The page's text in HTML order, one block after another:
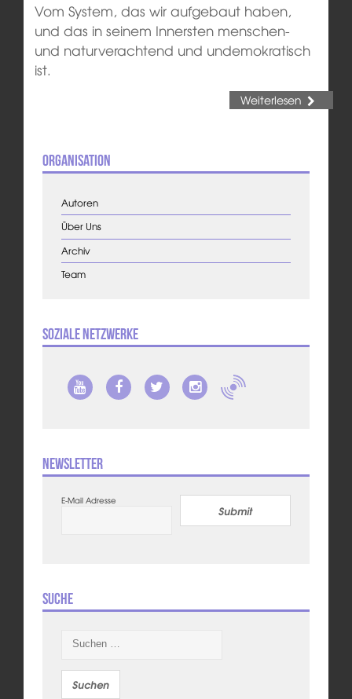
Vom System, das wir aufgebaut haben,
und das in seinem Innersten menschen-
und naturverachtend und undemokratisch
ist.
Weiterlesen
Organisation
Autoren
Über Uns
Archiv
Team
Soziale Netzwerke
Newsletter
E-Mail Adresse
Submit
Suche
nach: